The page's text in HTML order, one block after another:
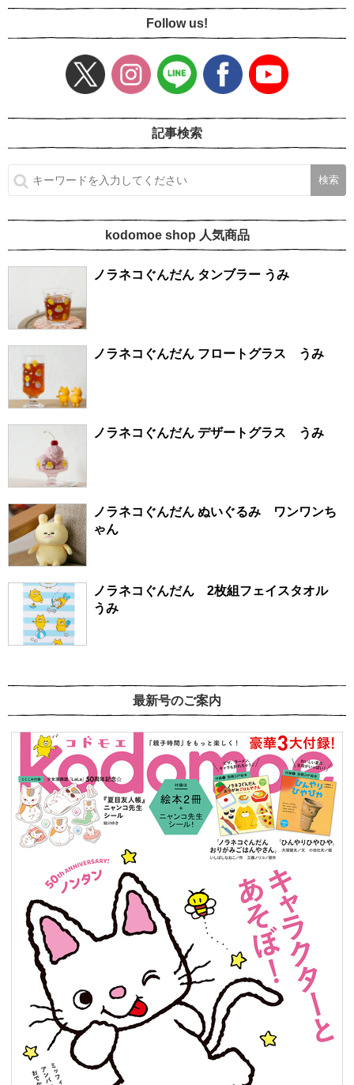
Follow us!
記事検索
kodomoe shop 人気商品
ノラネコぐんだん タンブラー うみ
ノラネコぐんだん フロートグラス うみ
ノラネコぐんだん デザートグラス うみ
ノラネコぐんだん ぬいぐるみ ワンワンち
ゃん
ノラネコぐんだん 2枚組フェイスタオル
うみ
最新号のご案内